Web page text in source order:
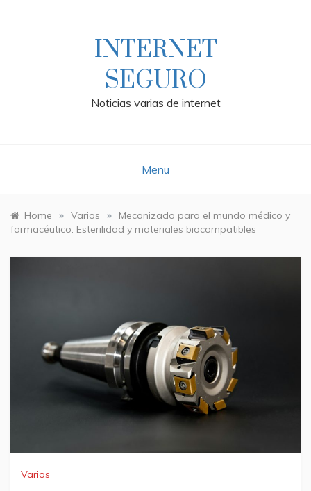
INTERNET
SEGURO
Noticias varias de internet
Menu
Home » Varios »
Mecanizado para el mundo médico y
farmacéutico: Esterilidad y materiales biocompatibles
Varios